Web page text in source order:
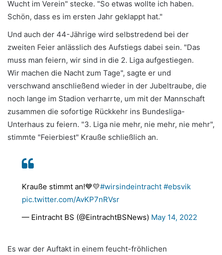
Wucht im Verein" stecke. "So etwas wollte ich haben.
Schön, dass es im ersten Jahr geklappt hat."
Und auch der 44-Jährige wird selbstredend bei der
zweiten Feier anlässlich des Aufstiegs dabei sein. "Das
muss man feiern, wir sind in die 2. Liga aufgestiegen.
Wir machen die Nacht zum Tage", sagte er und
verschwand anschließend wieder in der Jubeltraube, die
noch lange im Stadion verharrte, um mit der Mannschaft
zusammen die sofortige Rückkehr ins Bundesliga-
Unterhaus zu feiern. "3. Liga nie mehr, nie mehr, nie mehr",
stimmte "Feierbiest" Krauße schließlich an.
Krauße stimmt an!💙💛#wirsindeintracht #ebsvik
pic.twitter.com/AvKP7nRVsr
— Eintracht BS (@EintrachtBSNews) May 14, 2022
Es war der Auftakt in einem feucht-fröhlichen